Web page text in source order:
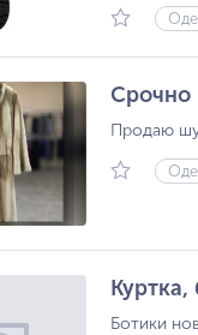
Срочно
Продаю
Куртка,
Ботики